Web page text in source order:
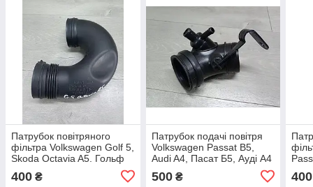
Патрубок повітряного
фільтра Volkswagen Golf 5,
Skoda Octavia A5. Гольф
5, Октавія А5 1.9-2.0TDI.
1K0129618AF.
400 ₴
Патрубок подачі повітря
Volkswagen Passat B5,
Audi A4, Пасат Б5, Ауді А4
500₴ 400